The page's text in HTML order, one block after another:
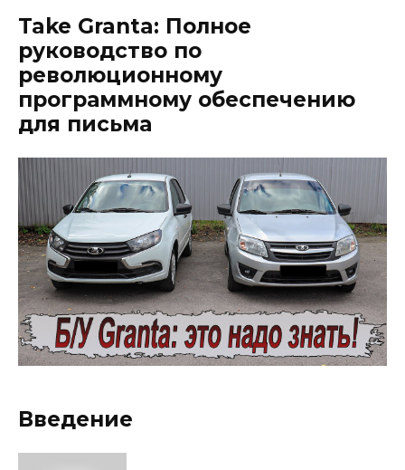
Take Granta: Полное
руководство по
революционному
программному обеспечению
для письма
Введение